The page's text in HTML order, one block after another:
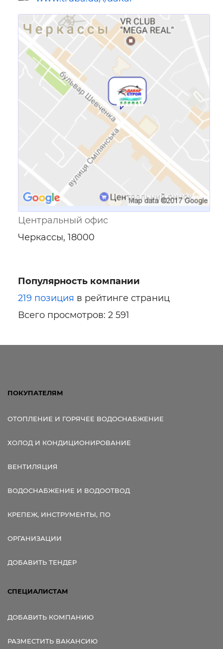
Ссылка для мобильных устройств
Центральный офис
Черкассы, 18000
Популярность компании
219 позиция в рейтинге страниц
Всего просмотров: 2 591
ПОКУПАТЕЛЯМ
ОТОПЛЕНИЕ И ГОРЯЧЕЕ ВОДОСНАБЖЕНИЕ
ХОЛОД И КОНДИЦИОНИРОВАНИЕ
ВЕНТИЛЯЦИЯ
ВОДОСНАБЖЕНИЕ И ВОДООТВОД
КРЕПЕЖ, ИНСТРУМЕНТЫ, ПО
ОРГАНИЗАЦИИ
ДОБАВИТЬ ТЕНДЕР
СПЕЦИАЛИСТАМ
ДОБАВИТЬ КОМПАНИЮ
РАЗМЕСТИТЬ ВАКАНСИЮ